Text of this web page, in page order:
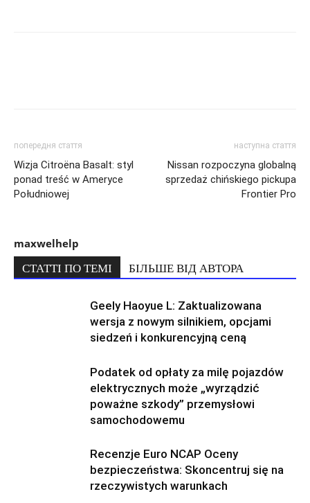
попередня стаття
Wizja Citroëna Basalt: styl
ponad treść w Ameryce
Południowej
наступна стаття
Nissan rozpoczyna globalną
sprzedaż chińskiego pickupa
Frontier Pro
maxwelhelp
СТАТТІ ПО ТЕМІ БІЛЬШЕ ВІД АВТОРА
Geely Haoyue L: Zaktualizowana
wersja z nowym silnikiem, opcjami
siedzeń i konkurencyjną ceną
Podatek od opłaty za milę pojazdów
elektrycznych może „wyrządzić
poważne szkody” przemysłowi
samochodowemu
Recenzje Euro NCAP Oceny
bezpieczeństwa: Skoncentruj się na
rzeczywistych warunkach